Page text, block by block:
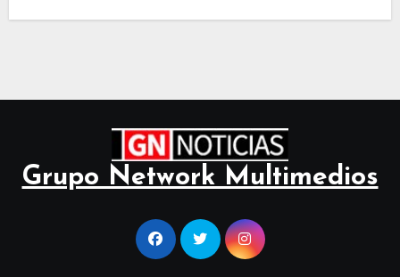
Grupo Network Multimedios